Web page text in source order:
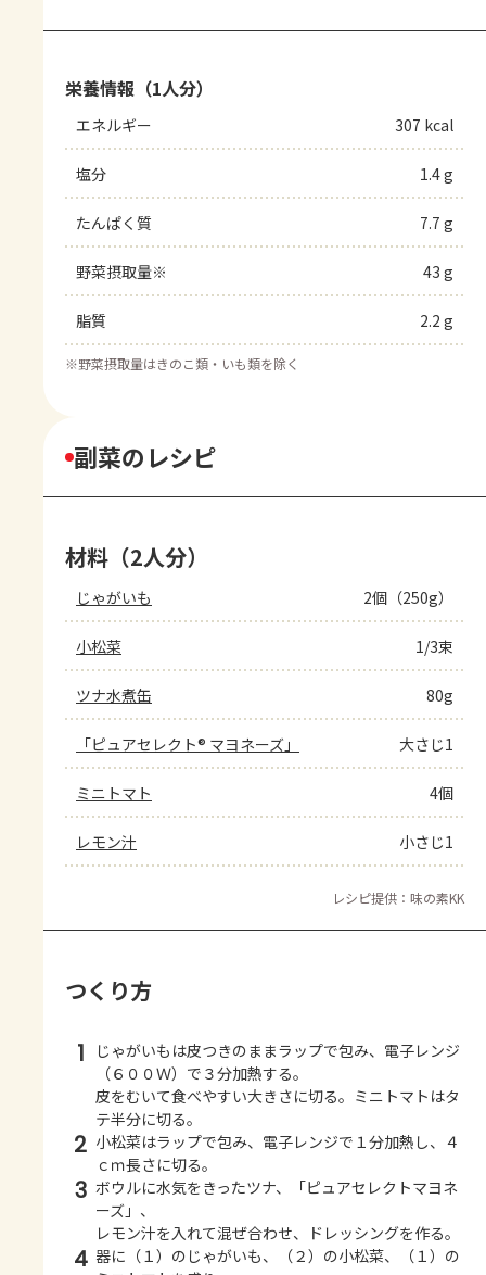
栄養情報（1人分）
エネルギー 307 kcal
塩分 1.4 g
たんぱく質 7.7 g
野菜摂取量※ 43 g
脂質 2.2 g
※野菜摂取量はきのこ類・いも類を除く
副菜のレシピ
材料（2人分）
じゃがいも 2個（250g）
小松菜 1/3束
ツナ水煮缶 80g
「ピュアセレクト® マヨネーズ」 大さじ1
ミニトマト 4個
レモン汁 小さじ1
レシピ提供：味の素KK
つくり方
1
じゃがいもは皮つきのままラップで包み、電子レンジ
（６００Ｗ）で３分加熱する。
皮をむいて食べやすい大きさに切る。ミニトマトはタ
テ半分に切る。
2 小松菜はラップで包み、電子レンジで１分加熱し、４
ｃｍ長さに切る。
3 ボウルに水気をきったツナ、「ピュアセレクトマヨネ
ーズ」、
レモン汁を入れて混ぜ合わせ、ドレッシングを作る。
4 器に（１）のじゃがいも、（２）の小松菜、（１）の